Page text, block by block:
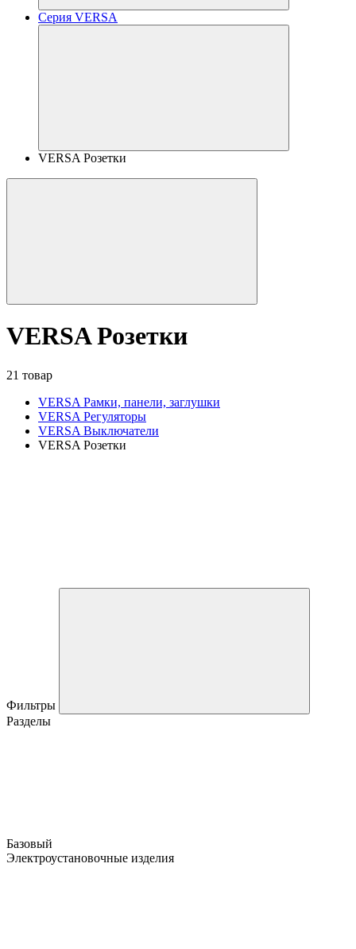
Серия VERSA
VERSA Розетки
VERSA Розетки
21 товар
VERSA Рамки, панели, заглушки
VERSA Регуляторы
VERSA Выключатели
VERSA Розетки
Фильтры
Разделы
Базовый
Электроустановочные изделия